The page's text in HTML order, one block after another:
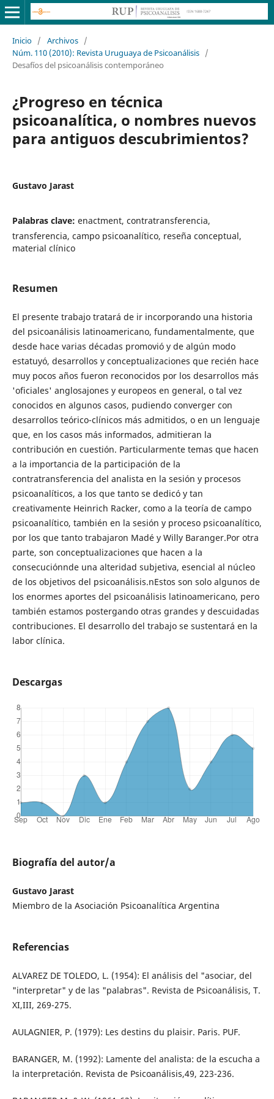
Inicio / Archivos /
Núm. 110 (2010): Revista Uruguaya de Psicoanálisis /
Desafíos del psicoanálisis contemporáneo
¿Progreso en técnica
psicoanalítica, o nombres nuevos
para antiguos descubrimientos?
Gustavo Jarast
Palabras clave: enactment, contratransferencia,
transferencia, campo psicoanalítico, reseña conceptual,
material clínico
Resumen
El presente trabajo tratará de ir incorporando una historia
del psicoanálisis latinoamericano, fundamentalmente, que
desde hace varias décadas promovió y de algún modo
estatuyó, desarrollos y conceptualizaciones que recién hace
muy pocos años fueron reconocidos por los desarrollos más
'oficiales' anglosajones y europeos en general, o tal vez
conocidos en algunos casos, pudiendo converger con
desarrollos teórico-clínicos más admitidos, o en un lenguaje
que, en los casos más informados, admitieran la
contribución en cuestión. Particularmente temas que hacen
a la importancia de la participación de la
contratransferencia del analista en la sesión y procesos
psicoanalíticos, a los que tanto se dedicó y tan
creativamente Heinrich Racker, como a la teoría de campo
psicoanalítico, también en la sesión y proceso psicoanalítico,
por los que tanto trabajaron Madé y Willy Baranger.Por otra
parte, son conceptualizaciones que hacen a la
consecuciónnde una alteridad subjetiva, esencial al núcleo
de los objetivos del psicoanálisis.nEstos son solo algunos de
los enormes aportes del psicoanálisis latinoamericano, pero
también estamos postergando otras grandes y descuidadas
contribuciones. El desarrollo del trabajo se sustentará en la
labor clínica.
Descargas
Biografía del autor/a
Gustavo Jarast
Miembro de la Asociación Psicoanalítica Argentina
Referencias
ALVAREZ DE TOLEDO, L. (1954): El análisis del "asociar, del
"interpretar" y de las "palabras". Revista de Psicoanálisis, T.
XI,III, 269-275.
AULAGNIER, P. (1979): Les destins du plaisir. Paris. PUF.
BARANGER, M. (1992): Lamente del analista: de la escucha a
la interpretación. Revista de Psicoanálisis,49, 223-236.